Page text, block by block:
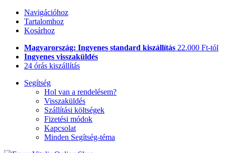
Navigációhoz
Tartalomhoz
Kosárhoz
Magyarország: Ingyenes standard kiszállítás 22.000 Ft-tól
Ingyenes visszaküldés
24 órás kiszállítás
Segítség
Hol van a rendelésem?
Visszaküldés
Szállítási költségek
Fizetési módok
Kapcsolat
Minden Segítség-téma